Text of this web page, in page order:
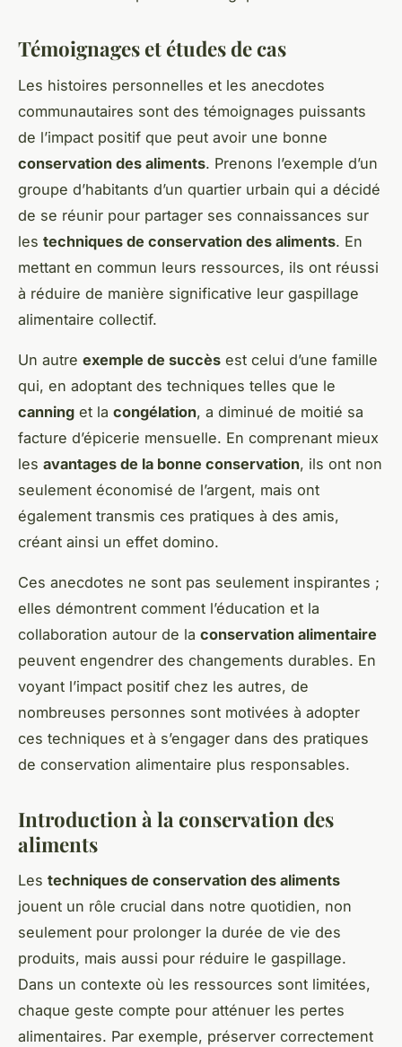
Témoignages et études de cas
Les histoires personnelles et les anecdotes
communautaires sont des témoignages puissants
de l’impact positif que peut avoir une bonne
conservation des aliments. Prenons l’exemple d’un
groupe d’habitants d’un quartier urbain qui a décidé
de se réunir pour partager ses connaissances sur
les techniques de conservation des aliments. En
mettant en commun leurs ressources, ils ont réussi
à réduire de manière significative leur gaspillage
alimentaire collectif.
Un autre exemple de succès est celui d’une famille
qui, en adoptant des techniques telles que le
canning et la congélation, a diminué de moitié sa
facture d’épicerie mensuelle. En comprenant mieux
les avantages de la bonne conservation, ils ont non
seulement économisé de l’argent, mais ont
également transmis ces pratiques à des amis,
créant ainsi un effet domino.
Ces anecdotes ne sont pas seulement inspirantes ;
elles démontrent comment l’éducation et la
collaboration autour de la conservation alimentaire
peuvent engendrer des changements durables. En
voyant l’impact positif chez les autres, de
nombreuses personnes sont motivées à adopter
ces techniques et à s’engager dans des pratiques
de conservation alimentaire plus responsables.
Introduction à la conservation des
aliments
Les techniques de conservation des aliments
jouent un rôle crucial dans notre quotidien, non
seulement pour prolonger la durée de vie des
produits, mais aussi pour réduire le gaspillage.
Dans un contexte où les ressources sont limitées,
chaque geste compte pour atténuer les pertes
alimentaires. Par exemple, préserver correctement